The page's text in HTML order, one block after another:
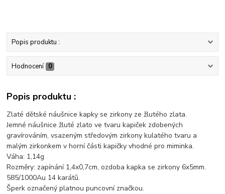
Popis produktu :
Hodnocení 0
Popis produktu :
Zlaté dětské náušnice kapky se zirkony ze žlutého zlata.
Jemné náušnice žluté zlato ve tvaru kapiček zdobených
gravírováním, vsazeným středovým zirkony kulatého tvaru a
malým zirkonkem v horní části kapičky vhodné pro miminka.
Váha: 1,14g
Rozměry: zapínání 1,4x0,7cm, ozdoba kapka se zirkony 6x5mm.
585/1000Au 14 karátů.
Šperk označený platnou puncovní značkou.